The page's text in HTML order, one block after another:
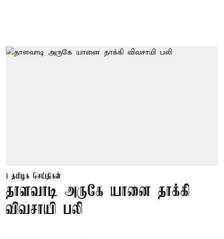
தமிழக செய்திகள்
தாளவாடி அருகே யானை தாக்கி
விவசாயி பலி